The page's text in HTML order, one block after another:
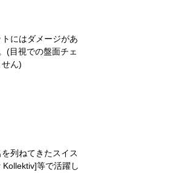
にはダメージがあ
(目視での盤面チェ
ん)
列ねてきたスイス
等で活躍し